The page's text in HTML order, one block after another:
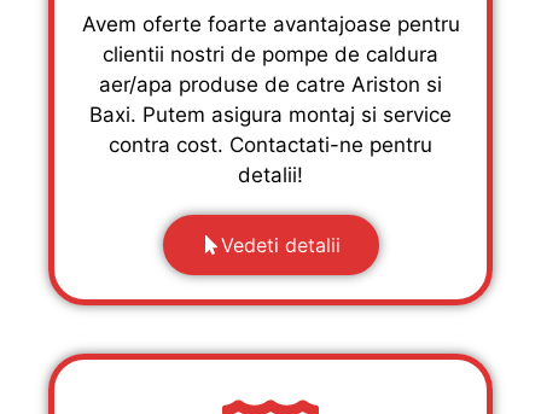
Avem oferte foarte avantajoase pentru
clientii nostri de pompe de caldura
aer/apa produse de catre Ariston si
Baxi. Putem asigura montaj si service
contra cost. Contactati-ne pentru
detalii!
Vedeti detalii